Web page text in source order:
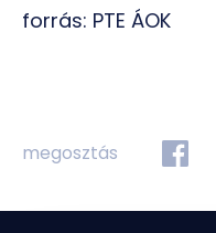
forrás: PTE ÁOK
megosztás